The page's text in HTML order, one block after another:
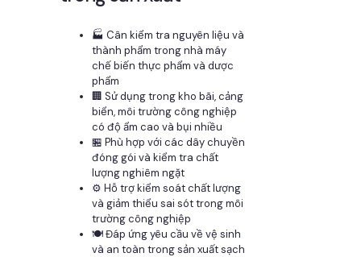
🏭 Cân kiểm tra nguyên liệu và
thành phẩm trong nhà máy
chế biến thực phẩm và dược
phẩm
🏢 Sử dụng trong kho bãi, cảng
biển, môi trường công nghiệp
có độ ẩm cao và bụi nhiều
🏪 Phù hợp với các dây chuyền
đóng gói và kiểm tra chất
lượng nghiêm ngặt
⚙️ Hỗ trợ kiểm soát chất lượng
và giảm thiểu sai sót trong môi
trường công nghiệp
🍽️ Đáp ứng yêu cầu về vệ sinh
và an toàn trong sản xuất sạch